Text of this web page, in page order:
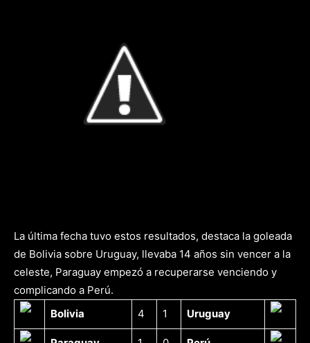
La última fecha tuvo estos resultados, destaca la goleada
de Bolivia sobre Uruguay, llevaba 14 años sin vencer a la
celeste, Paraguay empezó a recuperarse venciendo y
complicando a Perú.
Bolivia
4 1 Uruguay